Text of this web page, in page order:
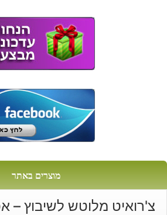
מוצרים באתר
צ'רואיט מלוטש לשיבוץ –